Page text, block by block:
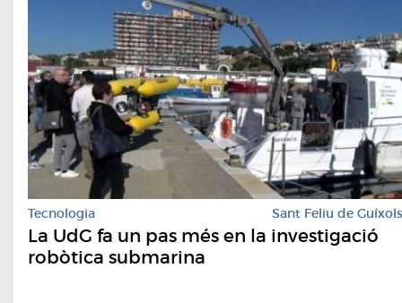
Tecnologia Sant Feliu de Guíxols
La UdG fa un pas més en la investigació
robòtica submarina